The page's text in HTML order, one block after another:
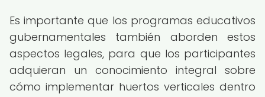
Es importante que los programas educativos
gubernamentales también aborden estos
aspectos legales, para que los participantes
adquieran un conocimiento integral sobre
cómo implementar huertos verticales dentro